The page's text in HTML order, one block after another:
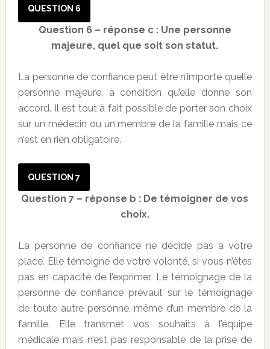
QUESTION 6
Question 6 – réponse c : Une personne
majeure, quel que soit son statut.
La personne de confiance peut être n’importe quelle
personne majeure, à condition qu’elle donne son
accord. Il est tout à fait possible de porter son choix
sur un médecin ou un membre de la famille mais ce
n’est en rien obligatoire.
QUESTION 7
Question 7 – réponse b : De témoigner de vos
choix.
La personne de confiance ne décide pas à votre
place. Elle témoigne de votre volonté, si vous n’êtes
pas en capacité de l’exprimer. Le témoignage de la
personne de confiance prévaut sur le témoignage
de toute autre personne, même d’un membre de la
famille. Elle transmet vos souhaits à l’équipe
médicale mais n’est pas responsable de la prise de